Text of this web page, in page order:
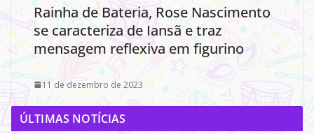
Rainha de Bateria, Rose Nascimento
se caracteriza de Iansã e traz
mensagem reflexiva em figurino
11 de dezembro de 2023
ÚLTIMAS NOTÍCIAS